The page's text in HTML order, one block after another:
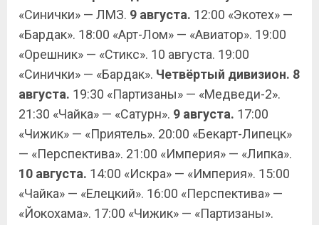
«Синички» — ЛМЗ. 9 августа. 12:00 «Экотех» —
«Бардак». 18:00 «Арт-Лом» — «Авиатор». 19:00
«Орешник» — «Стикс». 10 августа. 19:00
«Синички» — «Бардак». Четвёртый дивизион. 8
августа. 19:30 «Партизаны» — «Медведи-2».
21:30 «Чайка» — «Сатурн». 9 августа. 17:00
«Чижик» — «Приятель». 20:00 «Бекарт-Липецк»
— «Перспектива». 21:00 «Империя» — «Липка».
10 августа. 14:00 «Искра» — «Империя». 15:00
«Чайка» — «Елецкий». 16:00 «Перспектива» —
«Йокохама». 17:00 «Чижик» — «Партизаны».